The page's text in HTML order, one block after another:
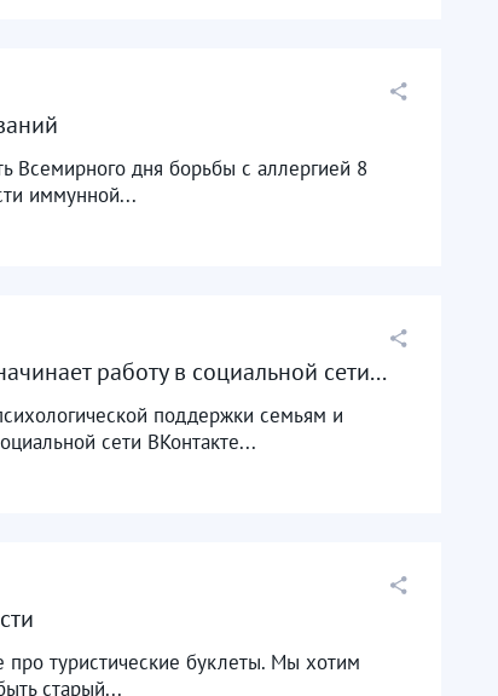
Всемирного дня борьбы с аллергией 8
иммунной...
работу в социальной сети...
поддержки семьям и
сети ВКонтакте...
про туристические буклеты. Мы хотим
старый...